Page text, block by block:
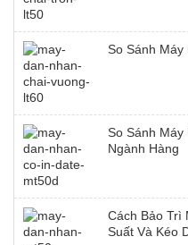
So Sánh Máy
So Sánh Máy
Ngành Hàng
Cách Bảo Trì
Suất Và Kéo